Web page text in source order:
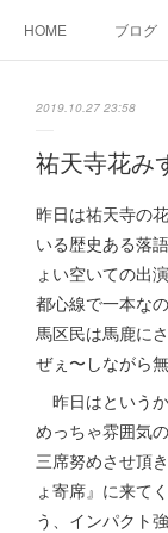
HOME ブログ
2019.10.27 23:58
祐天寺花み
昨日は祐天寺の
いる歴史ある落
ょい空いての出
都心線で一本な
馬区民は馬鹿に
ぜぇ〜しながら
昨日はという
めっちゃ雰囲気
三席努めさせ頂
ょ寄席』に来て
う、インパクト